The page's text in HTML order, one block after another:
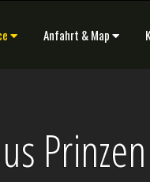
Anfahrt & Map